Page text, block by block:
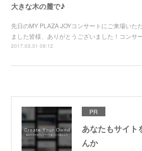
大きな木の麓で♪
先日のMY PLAZA JOYコンサートにご来場いた
ました皆様、ありがとうございました！コンサ
2017.03.31 09:12
PR
あなたもサイト
んか